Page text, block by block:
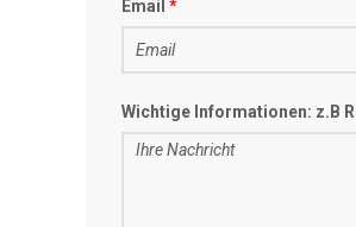
Email
Wichtige Informationen: z.B